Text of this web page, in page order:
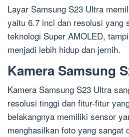
Layar Samsung S23 Ultra
yaitu 6.7 inci dan resolusi yang
teknologi Super AMOLED,
menjadi lebih hidup dan jernih.
Kamera Samsung
Kamera Samsung S23 Ultra
resolusi tinggi dan fitur-fitur
belakangnya memiliki sensor
menghasilkan foto yang sangat